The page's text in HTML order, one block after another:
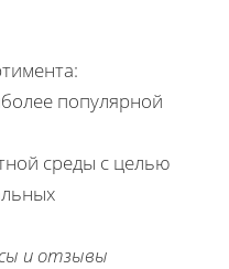
популярной
среды с целью
и отзывы